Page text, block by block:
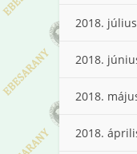
2018. július
2018.
2018.
2018.